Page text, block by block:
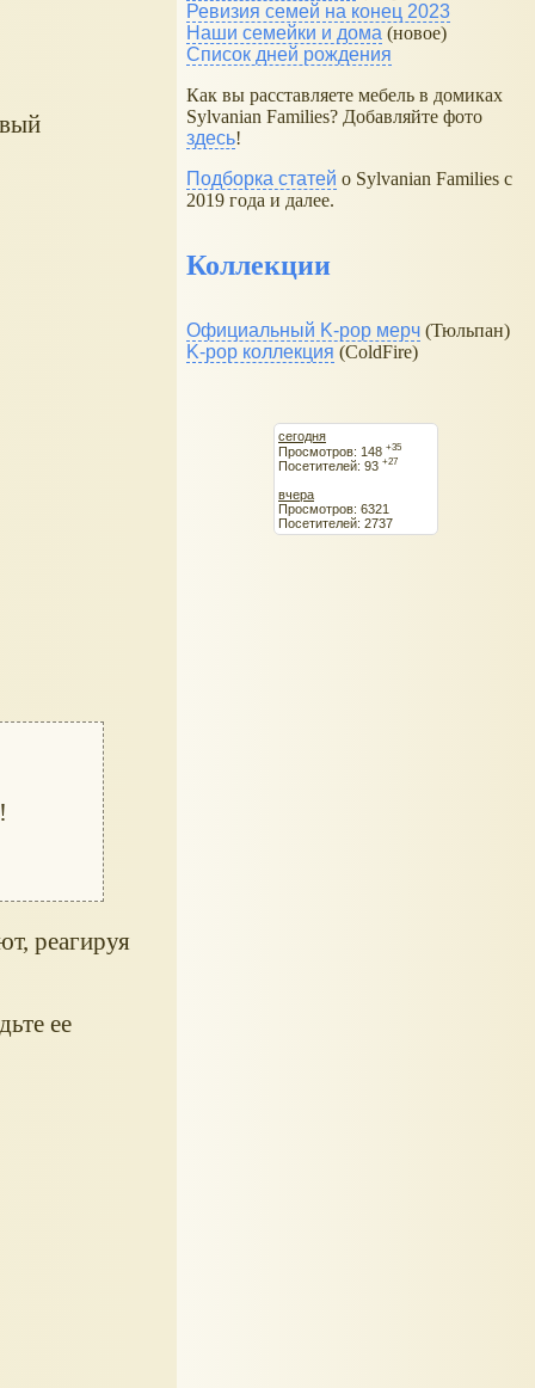
реагируя
ее
Ревизия семей на конец 2023
Наши семейки и дома (новое)
Список дней рождения
Как вы расставляете мебель в домиках
Sylvanian Families? Добавляйте фото
здесь!
Подборка статей о Sylvanian Families с
2019 года и далее.
Коллекции
Официальный K-pop мерч (Тюльпан)
K-pop коллекция (ColdFire)
сегодня
Просмотров: 148 +35
Посетителей: 93 +27
вчера
Просмотров: 6321
Посетителей: 2737